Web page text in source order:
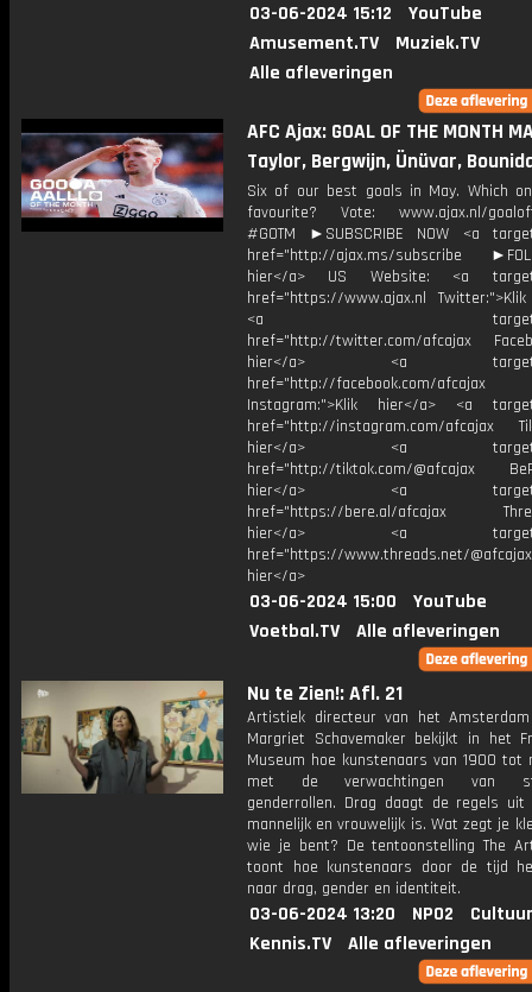
03-06-2024 15:12
YouTube
Amusement.TV
Muziek.TV
Alle afleveringen
AFC Ajax: GOAL OF THE MONTH
Taylor, Bergwijn, Ünüvar,
Six of our best goals in May. Which
favourite? Vote: www.ajax.nl/
#GOTM ►SUBSCRIBE NOW <a
href="http://ajax.ms/subscribe
hier</a> US Website: <a
href="https://www.ajax.nl
<a
href="http://twitter.com/afcajax
hier</a> <a
href="http://facebook.com/afcajax
Instagram:">Klik hier</a> <a
href="http://instagram.com/afcajax
hier</a> <a
href="http://tiktok.com/@afcajax
hier</a> <a
href="https://bere.al/afcajax
hier</a> <a
href="https://www.threads.net/
hier</a>
03-06-2024 15:00
YouTube
Voetbal.TV
Alle afleveringen
Nu te Zien!: Afl. 21
Artistiek directeur van het
Margriet Schavemaker bekijkt in het
Museum hoe kunstenaars van 1900 tot
met de verwachtingen van
genderrollen. Drag daagt de regels
mannelijk en vrouwelijk is. Wat zegt je
wie je bent? De tentoonstelling The
toont hoe kunstenaars door de tijd
naar drag, gender en identiteit.
03-06-2024 13:20 NPO2
Kennis.TV
Alle afleveringen